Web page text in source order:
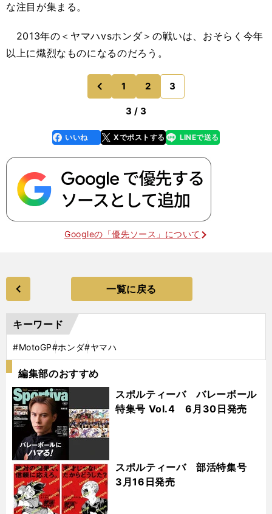
な注目が集まる。
2013年の＜ヤマハvsホンダ＞の戦いは、おそらく今年
以上に熾烈なものになるのだろう。
前
のページへ
1 2 3
3 / 3
faceboo
k
いいね Xでポストする
line LINEで送る
Googleの「優先ソース」について
一覧に戻る
キーワード
#MotoGP#ホンダ#ヤマハ
編集部のおすすめ
スポルティーバ バレーボール
特集号 Vol.4 6月30日発売
スポルティーバ 部活特集号
3月16日発売